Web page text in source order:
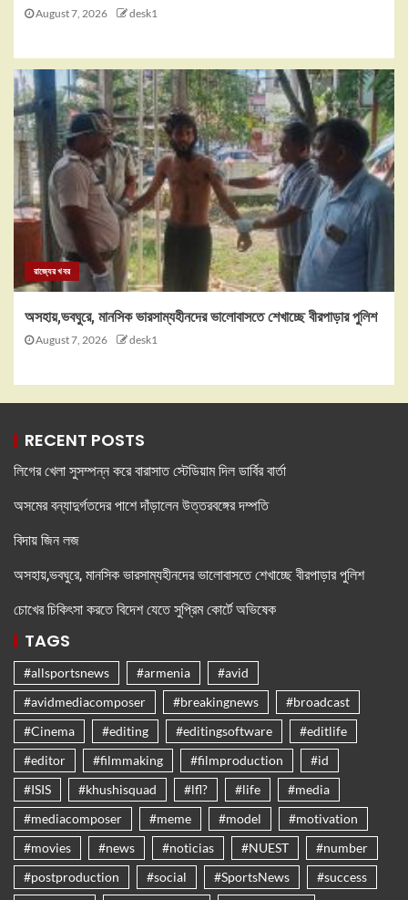
August 7, 2026 desk1
রাজ্যের খবর
অসহায়,ভবঘুরে, মানসিক ভারসাম্যহীনদের ভালোবাসতে শেখাচ্ছে বীরপাড়ার পুলিশ
August 7, 2026 desk1
RECENT POSTS
লিগের খেলা সুসম্পন্ন করে বারাসাত স্টেডিয়াম দিল ডার্বির বার্তা
অসমের বন্যাদুর্গতদের পাশে দাঁড়ালেন উত্তরবঙ্গের দম্পতি
বিদায় জিন লজ
অসহায়,ভবঘুরে, মানসিক ভারসাম্যহীনদের ভালোবাসতে শেখাচ্ছে বীরপাড়ার পুলিশ
চোখের চিকিৎসা করতে বিদেশ যেতে সুপ্রিম কোর্টে অভিষেক
TAGS
#allsportsnews #armenia
#avid
#avidmediacomposer
#breakingnews
#broadcast
#Cinema
#editing #editingsoftware
#editlife
#editor
#filmmaking #filmproduction
#id
#ISIS
#khushisquad #lfl? #life
#media
#mediacomposer
#meme #model
#motivation
#movies
#news #noticias #NUEST
#number
#postproduction
#social #SportsNews
#success